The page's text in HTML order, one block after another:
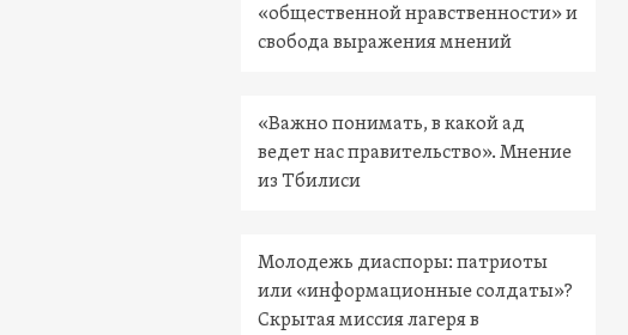
«общественной нравственности» и
свобода выражения мнений
«Важно понимать, в какой ад
ведет нас правительство». Мнение
из Тбилиси
Молодежь диаспоры: патриоты
или «информационные солдаты»?
Скрытая миссия лагеря в